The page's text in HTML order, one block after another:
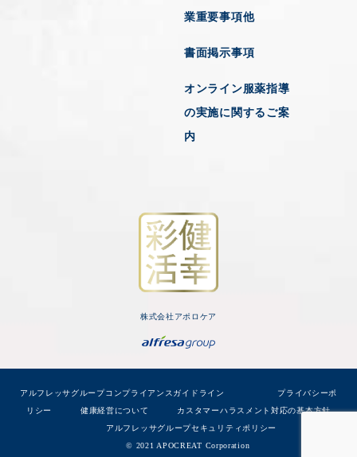
業重要事項他
書面掲示事項
オンライン服薬指導
の実施に関するご案
内
株式会社アポロケア
アルフレッサグループコンプライアンスガイドライン
プライバシーポ
リシー
健康経営について
カスタマーハラスメント対応の基本方針
アルフレッサグループセキュリティポリシー
© 2021 APOCREAT Corporation